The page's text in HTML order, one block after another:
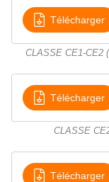
Télécharger
CLASSE CE1-CE2
Télécharger
CLASSE
Télécharger